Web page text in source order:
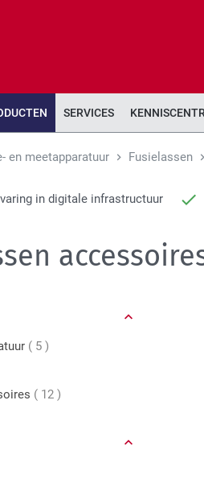
SERVICES
en meetapparatuur Fusielassen
in digitale infrastructuur
5 producten
12 producten